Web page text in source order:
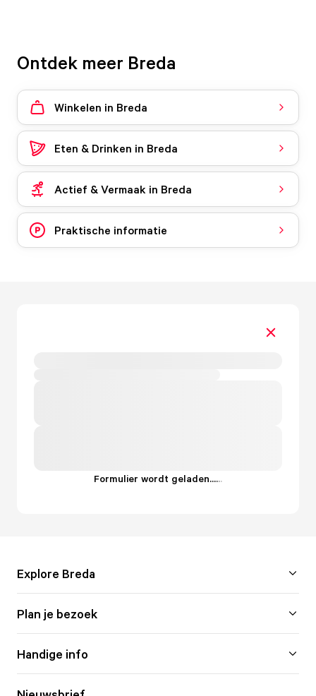
Ontdek meer Breda
Winkelen in Breda
Eten & Drinken in Breda
Actief & Vermaak in Breda
Praktische informatie
Formulier wordt geladen......
Explore Breda
Plan je bezoek
Handige info